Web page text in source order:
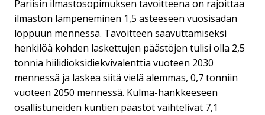
Pariisin ilmastosopimuksen tavoitteena on rajoittaa
ilmaston lämpeneminen 1,5 asteeseen vuosisadan
loppuun mennessä. Tavoitteen saavuttamiseksi
henkilöä kohden laskettujen päästöjen tulisi olla 2,5
tonnia hiilidioksidiekvivalenttia vuoteen 2030
mennessä ja laskea siitä vielä alemmas, 0,7 tonniin
vuoteen 2050 mennessä. Kulma-hankkeeseen
osallistuneiden kuntien päästöt vaihtelivat 7,1